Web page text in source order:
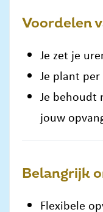
Voordelen
Je zet je
Je plant per
Je behoudt
jouw
Belangrijk
Flexibele